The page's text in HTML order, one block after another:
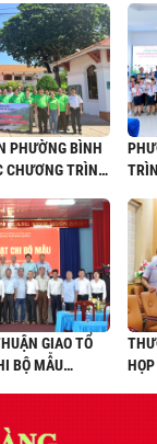
PHƯỜNG BÌNH
CHƯƠNG TRÌNH
NĂM 2026
GIAO TỔ
BỘ MẪU